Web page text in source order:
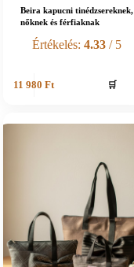
Beira kapucni tinédzsereknek,
nőknek és férfiaknak
Értékelés:4.33 / 5
11 980Ft 🛒